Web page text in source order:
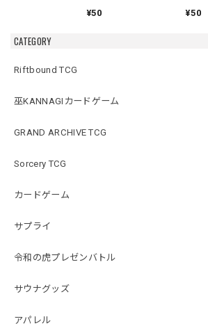
CATEGORY
Riftbound TCG
巫KANNAGIカードゲーム
GRAND ARCHIVE TCG
Sorcery TCG
カードゲーム
サプライ
令和の虎プレゼンバトル
サウナグッズ
アパレル
¥50
¥50